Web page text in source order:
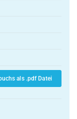
als .pdf Datei